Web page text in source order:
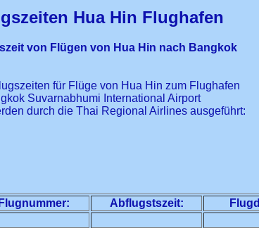
Hua Hin Flughafen
von Flügen von Hua Hin nach Bangkok
für Flüge von Hua Hin zum Flughafen
Suvarnabhumi International Airport
durch die Thai Regional Airlines ausgeführt:
Flugnummer: Abflugstszeit: